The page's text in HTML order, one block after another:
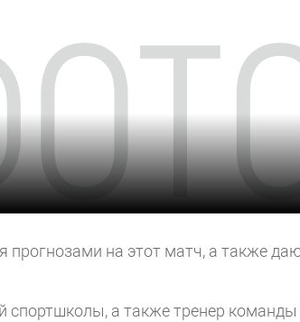
прогнозами на этот матч, а также
спортшколы, а также тренер команды